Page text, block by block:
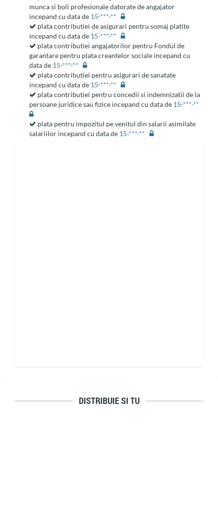
munca si boli profesionale datorate de angajator
incepand cu data de 15-***-**
plata contributiei de asigurari pentru somaj platite
incepand cu data de 15-***-**
plata contributiei angajatorilor pentru Fondul de
garantare pentru plata creantelor sociale incepand cu
data de 15-***-**
plata contributiei pentru asigurari de sanatate
incepand cu data de 15-***-**
plata contributiei pentru concedii si indemnizatii de la
persoane juridice sau fizice incepand cu data de 15-***-**
plata pentru impozitul pe venitul din salarii asimilate
salariilor incepand cu data de 15-***-**
DISTRIBUIE SI TU